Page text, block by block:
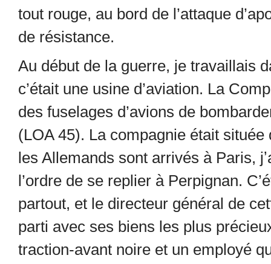
tout rouge, au bord de l’attaque
de résistance.
Au début de la guerre, je travaillais
c’était une usine d’aviation. La
des fuselages d’avions de
(LOA 45). La compagnie était
les Allemands sont arrivés à Paris,
l’ordre de se replier à Perpignan.
partout, et le directeur général de
parti avec ses biens les plus
traction-avant noire et un employé